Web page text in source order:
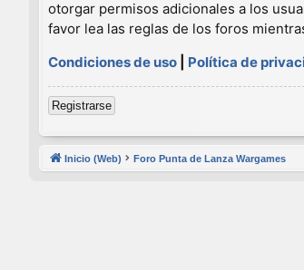
otorgar permisos adicionales a los
favor lea las reglas de los foros
Condiciones de uso
Política de
Registrarse
Inicio (Web) Foro Punta de Lanza Wargames